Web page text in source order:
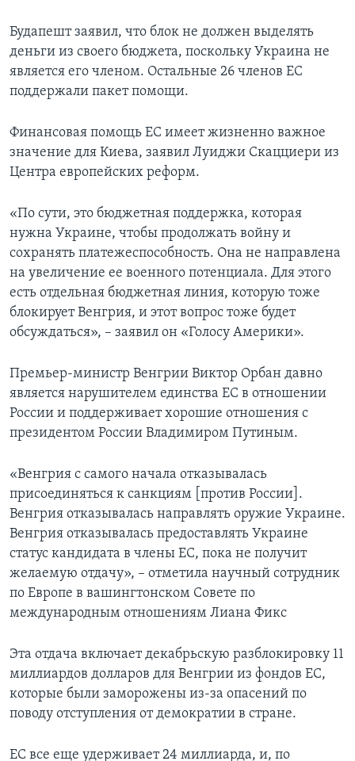
Будапешт заявил, что блок не должен выделять
деньги из своего бюджета, поскольку Украина не
является его членом. Остальные 26 членов ЕС
поддержали пакет помощи.
Финансовая помощь ЕС имеет жизненно важное
значение для Киева, заявил Луиджи Скацциери из
Центра европейских реформ.
«По сути, это бюджетная поддержка, которая
нужна Украине, чтобы продолжать войну и
сохранять платежеспособность. Она не направлена
на увеличение ее военного потенциала. Для этого
есть отдельная бюджетная линия, которую тоже
блокирует Венгрия, и этот вопрос тоже будет
обсуждаться», – заявил он «Голосу Америки».
Премьер-министр Венгрии Виктор Орбан давно
является нарушителем единства ЕС в отношении
России и поддерживает хорошие отношения с
президентом России Владимиром Путиным.
«Венгрия с самого начала отказывалась
присоединяться к санкциям [против России].
Венгрия отказывалась направлять оружие Украине.
Венгрия отказывалась предоставлять Украине
статус кандидата в члены ЕС, пока не получит
желаемую отдачу», – отметила научный сотрудник
по Европе в вашингтонском Совете по
международным отношениям Лиана Фикс
Эта отдача включает декабрьскую разблокировку 11
миллиардов долларов для Венгрии из фондов ЕС,
которые были заморожены из-за опасений по
поводу отступления от демократии в стране.
ЕС все еще удерживает 24 миллиарда, и, по